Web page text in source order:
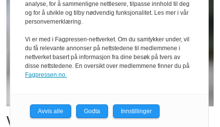
Vil vokse i brusmarkedet
analyse, for å sammenligne nettlesere, tilpasse innhold til deg
og for å utvikle og tilby nødvendig funksjonalitet. Les mer i vår
personvernerklæring.
Vi er med i Fagpressen-nettverket. Om du samtykker under, vil
du få relevante annonser på nettstedene til medlemmene i
nettverket basert på informasjon fra dine besøk på tvers av
disse nettstedene. En oversikt over medlemmene finner du på
Fagpressen.no.
Avvis alle Godta Innstillinger